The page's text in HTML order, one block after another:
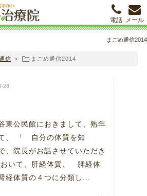
まごめ通信2014
信 > まごめ通信2014
28
東公民館におきまして、熟年
、 「 自分の体質を知
院長がお話させていただき
おいて、肝経体質、 脾経体
体質の４つに分類し...
メール
電話